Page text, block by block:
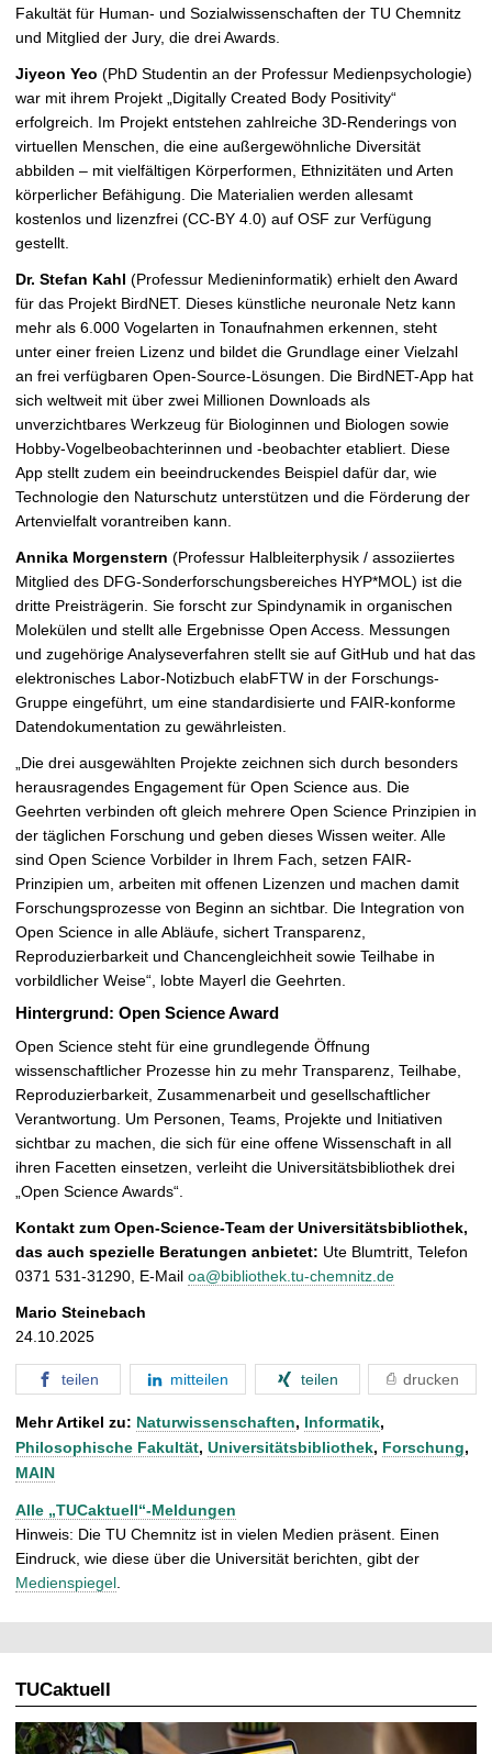
Fakultät für Human- und Sozialwissenschaften der TU Chemnitz
und Mitglied der Jury, die drei Awards.
Jiyeon Yeo (PhD Studentin an der Professur Medienpsychologie)
war mit ihrem Projekt „Digitally Created Body Positivity“
erfolgreich. Im Projekt entstehen zahlreiche 3D-Renderings von
virtuellen Menschen, die eine außergewöhnliche Diversität
abbilden – mit vielfältigen Körperformen, Ethnizitäten und Arten
körperlicher Befähigung. Die Materialien werden allesamt
kostenlos und lizenzfrei (CC-BY 4.0) auf OSF zur Verfügung
gestellt.
Dr. Stefan Kahl (Professur Medieninformatik) erhielt den Award
für das Projekt BirdNET. Dieses künstliche neuronale Netz kann
mehr als 6.000 Vogelarten in Tonaufnahmen erkennen, steht
unter einer freien Lizenz und bildet die Grundlage einer Vielzahl
an frei verfügbaren Open-Source-Lösungen. Die BirdNET-App hat
sich weltweit mit über zwei Millionen Downloads als
unverzichtbares Werkzeug für Biologinnen und Biologen sowie
Hobby-Vogelbeobachterinnen und -beobachter etabliert. Diese
App stellt zudem ein beeindruckendes Beispiel dafür dar, wie
Technologie den Naturschutz unterstützen und die Förderung der
Artenvielfalt vorantreiben kann.
Annika Morgenstern (Professur Halbleiterphysik / assoziiertes
Mitglied des DFG-Sonderforschungsbereiches HYP*MOL) ist die
dritte Preisträgerin. Sie forscht zur Spindynamik in organischen
Molekülen und stellt alle Ergebnisse Open Access. Messungen
und zugehörige Analyseverfahren stellt sie auf GitHub und hat das
elektronisches Labor-Notizbuch elabFTW in der Forschungs-
Gruppe eingeführt, um eine standardisierte und FAIR-konforme
Datendokumentation zu gewährleisten.
„Die drei ausgewählten Projekte zeichnen sich durch besonders
herausragendes Engagement für Open Science aus. Die
Geehrten verbinden oft gleich mehrere Open Science Prinzipien in
der täglichen Forschung und geben dieses Wissen weiter. Alle
sind Open Science Vorbilder in Ihrem Fach, setzen FAIR-
Prinzipien um, arbeiten mit offenen Lizenzen und machen damit
Forschungsprozesse von Beginn an sichtbar. Die Integration von
Open Science in alle Abläufe, sichert Transparenz,
Reproduzierbarkeit und Chancengleichheit sowie Teilhabe in
vorbildlicher Weise“, lobte Mayerl die Geehrten.
Hintergrund: Open Science Award
Open Science steht für eine grundlegende Öffnung
wissenschaftlicher Prozesse hin zu mehr Transparenz, Teilhabe,
Reproduzierbarkeit, Zusammenarbeit und gesellschaftlicher
Verantwortung. Um Personen, Teams, Projekte und Initiativen
sichtbar zu machen, die sich für eine offene Wissenschaft in all
ihren Facetten einsetzen, verleiht die Universitätsbibliothek drei
„Open Science Awards“.
Kontakt zum Open-Science-Team der Universitätsbibliothek,
das auch spezielle Beratungen anbietet: Ute Blumtritt, Telefon
0371 531-31290, E-Mail oa@bibliothek.tu-chemnitz.de
Mario Steinebach
24.10.2025
teilen mitteilen teilen drucken
Mehr Artikel zu: Naturwissenschaften, Informatik,
Philosophische Fakultät, Universitätsbibliothek, Forschung,
MAIN
Alle „TUCaktuell“-Meldungen
Hinweis: Die TU Chemnitz ist in vielen Medien präsent. Einen
Eindruck, wie diese über die Universität berichten, gibt der
Medienspiegel
TUCaktuell